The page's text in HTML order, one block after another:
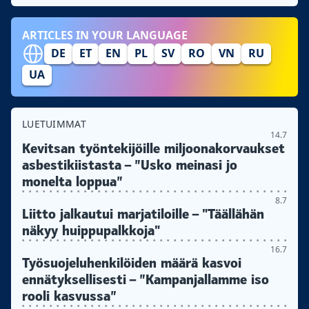
ARTICLES IN YOUR LANGUAGE
DE
ET EN PL SV RO VN
RU
UA
LUETUIMMAT
14.7
Kevitsan työntekijöille miljoonakorvaukset
asbestikiistasta – ”Usko meinasi jo
monelta loppua”
8.7
Liitto jalkautui marjatiloille – "Täällähän
näkyy huippupalkkoja"
16.7
Työsuojeluhenkilöiden määrä kasvoi
ennätyksellisesti – ”Kampanjallamme iso
rooli kasvussa”